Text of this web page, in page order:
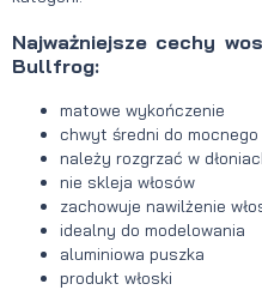
Najważniejsze cechy
Bullfrog:
matowe wykończenie
chwyt średni do mocnego
należy rozgrzać w
nie skleja włosów
zachowuje nawilżenie
idealny do modelowania
aluminiowa puszka
produkt włoski